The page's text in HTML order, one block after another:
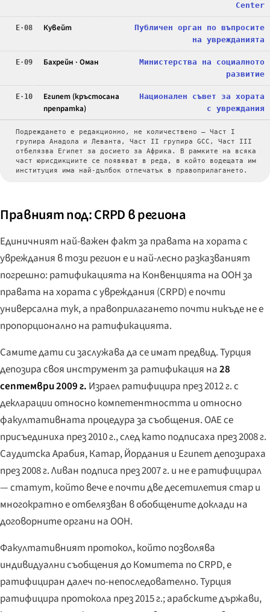
Center
E·08 Кувейт
Публичен орган по въпросите
на уврежданията
E·09 Бахрейн · Оман
Министерства на социалното
развитие
E·10
Египет (кръстосана
препратка)
Национален съвет за хората
с увреждания
Подреждането е редакционно, не количествено — Част I
групира Анадола и Леванта, Част II групира GCC, Част III
отбелязва Египет за досието за Африка. В рамките на всяка
част юрисдикциите се появяват в реда, в който водещата им
институция има най-дълбок отпечатък в правоприлагането.
Правният под: CRPD в региона
Единичният най-важен факт за правата на хората с
увреждания в този регион е и най-лесно разказваният
погрешно: ратификацията на Конвенцията на ООН за
правата на хората с увреждания (CRPD) е почти
универсална тук, а правоприлагането почти никъде не е
пропорционално на ратификацията.
Самите дати си заслужава да се имат предвид. Турция
депозира своя инструмент за ратификация на28
септември 2009 г. Израел ратифицира през 2012 г. с
декларации относно компетентността и относно
факултативната процедура за съобщения. ОАЕ се
присъединиха през 2010 г., след като подписаха през 2008 г.
Саудитска Арабия, Катар, Йордания и Египет депозираха
през 2008 г. Ливан подписа през 2007 г. и не е ратифицирал
— статут, който вече е почти две десетилетия стар и
многократно е отбелязван в обобщените доклади на
договорните органи на ООН.
Факултативният протокол, който позволява
индивидуални съобщения до Комитета по CRPD, е
ратифициран далеч по-непоследователно. Турция
ратифицира протокола през 2015 г.; арабските държави,